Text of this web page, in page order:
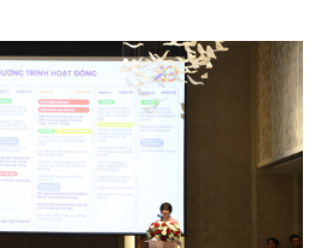
Thời trang
Sao Việt